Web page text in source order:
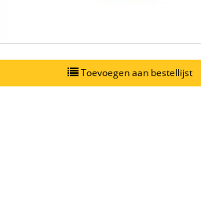
Toevoegen aan bestellijst